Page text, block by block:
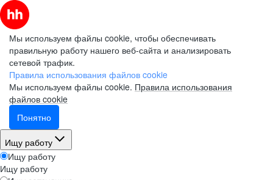
Мы используем файлы cookie, чтобы обеспечивать
правильную работу нашего веб-сайта и анализировать
сетевой трафик.
Правила использования файлов cookie
Мы используем файлы cookie. Правила использования
файлов cookie
Понятно
Ищу работу
Ищу работу
Ищу работу